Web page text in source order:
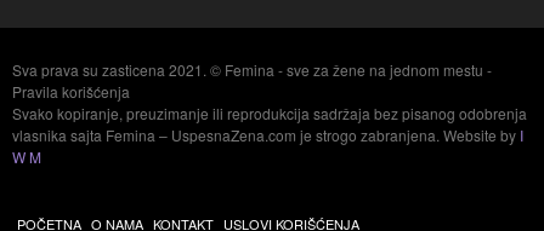
Sva prava su zasticena 2021. © Femina - sve za žene na jednom mestu -
Pravila korišćenja
Svako kopiranje, preuzimanje ili reprodukcija sadržaja bez pisanog odobrenja
vlasnika sajta Femina – UspesnaZena.com je strogo zabranjena. Website by I
W M
POČETNA O NAMA KONTAKT USLOVI KORIŠĆENJA